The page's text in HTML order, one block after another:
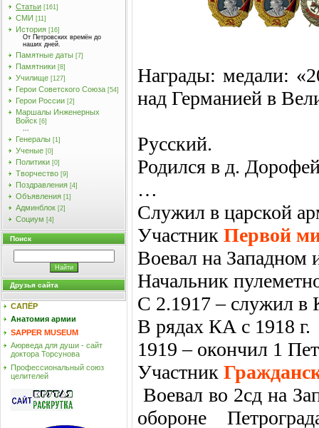
Статьи [161]
СМИ [11]
История [16]
От Петровских времён до
наших дней.
Памятные даты [7]
Памятники [8]
Училищe [127]
Герои Советского Союза [54]
Герои России [2]
Маршалы Инженерных
Войск [6]
...
Генералы [1]
Ученые [0]
Политики [0]
Творчество [9]
Поздравления [4]
Объявления [1]
Админблок [2]
Социум [4]
Поиск
Друзья сайта
САПЁР
Анатомия армии
SAPPER MUSEUM
Аюрведа для души - сайт
доктора Торсунова
Профессиональный союз
целителей
Награды: медали:
над Германией в
Русский.
Родился в д.
…
Служил в царской
Участник Первой
Воевал на Западном
Начальник
С 2.1917 – служил в
В рядах КА с 1918 г.
1919 – окончил 1
Участник
Воевал во 2сд на
обороне